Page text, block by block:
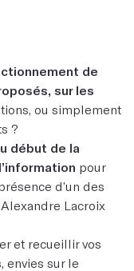
de
sur les
ou simplement
?
début de la
pour
d’un des
Lacroix
et recueillir vos
envies sur le